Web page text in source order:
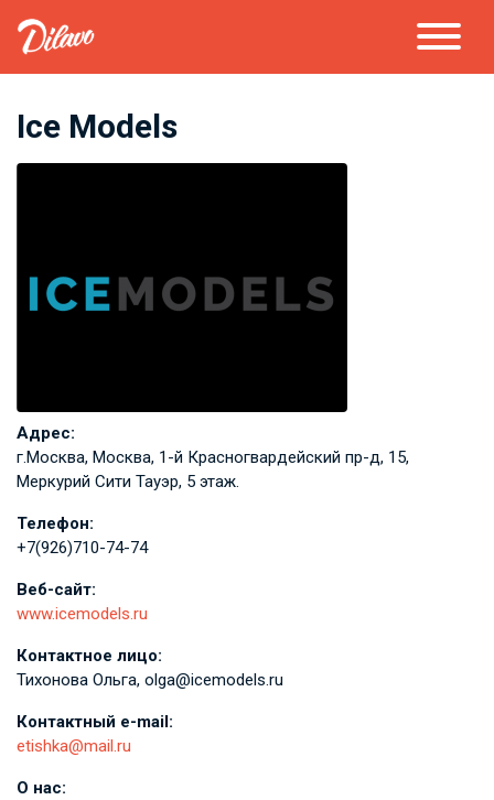
Ice Models
Адрес:
г.Москва, Москва, 1-й Красногвардейский пр-д, 15,
Меркурий Сити Тауэр, 5 этаж.
Телефон:
+7(926)710-74-74
Веб-сайт:
www.icemodels.ru
Контактное лицо:
Тихонова Ольга, olga@icemodels.ru
Контактный e-mail:
etishka@mail.ru
О нас: